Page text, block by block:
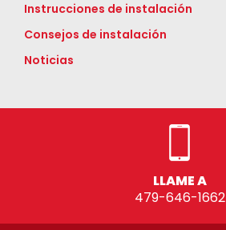
Instrucciones de instalación
Consejos de instalación
Noticias
LLAME A
479-646-1662